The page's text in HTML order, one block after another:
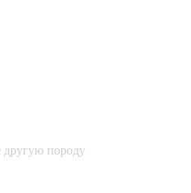
другую породу